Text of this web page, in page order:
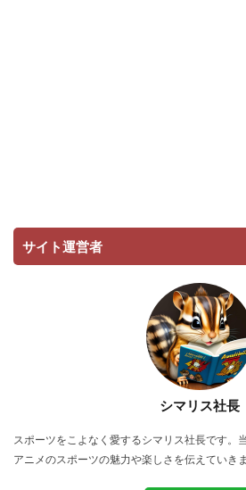
サイト運営者
シマリス社長
スポーツをこよなく愛するシマリス社長です。
アニメのスポーツの魅力や楽しさを伝えていきま